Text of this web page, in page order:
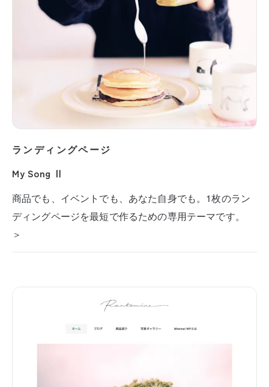
ランディングページ
My Song Ⅱ
商品でも、イベントでも、あなた自身でも。1枚のラン
ディングページを最短で作るための専用テーマです。
＞